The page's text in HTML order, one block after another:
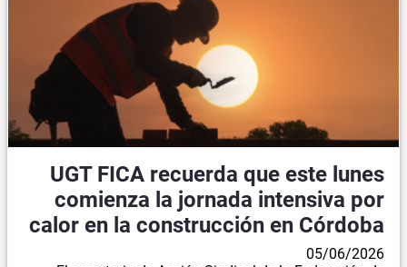
UGT FICA recuerda que este lunes
comienza la jornada intensiva por
calor en la construcción en Córdoba
05/06/2026